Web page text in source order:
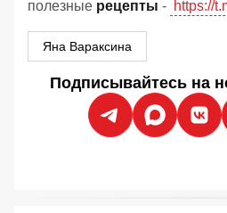
полезные рецепты - https://
Яна Вараксина
Подписывайтесь на